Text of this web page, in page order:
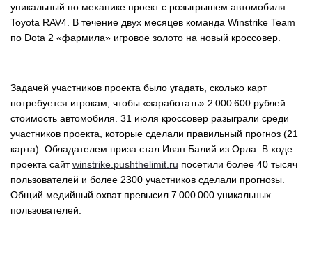
уникальный по механике проект c розыгрышем автомобиля
Toyota RAV4. В течение двух месяцев команда Winstrike Team
по Dota 2 «фармила» игровое золото на новый кроссовер.
Задачей участников проекта было угадать, сколько карт
потребуется игрокам, чтобы «заработать» 2 000 600 рублей —
стоимость автомобиля. 31 июля кроссовер разыграли среди
участников проекта, которые сделали правильный прогноз (21
карта). Обладателем приза стал Иван Балий из Орла. В ходе
проекта сайтwinstrike.pushthelimit.ru посетили более 40 тысяч
пользователей и более 2300 участников сделали прогнозы.
Общий медийный охват превысил 7 000 000 уникальных
пользователей.